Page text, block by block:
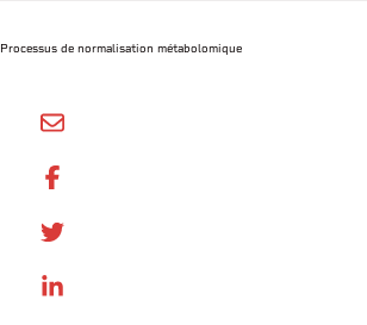
Processus de normalisation métabolomique
SHARE BY EMAIL
SHARE ON FACEBOOK
SHARE ONTWITTER
SHARE ON LINKEDIN